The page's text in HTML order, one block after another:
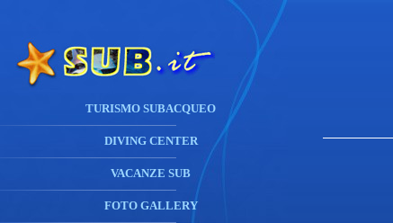
TURISMO SUBACQUEO
DIVING CENTER
VACANZE SUB
FOTO GALLERY